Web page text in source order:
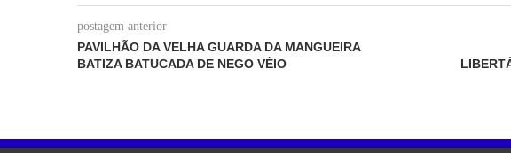
postagem anterior
PAVILHÃO DA VELHA GUARDA DA MANGUEIRA
BATIZA BATUCADA DE NEGO VÉIO